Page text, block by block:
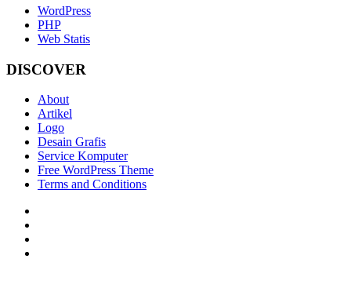
WordPress
PHP
Web Statis
DISCOVER
About
Artikel
Logo
Desain Grafis
Service Komputer
Free WordPress Theme
Terms and Conditions